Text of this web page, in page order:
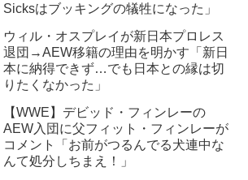
Sicksはブッキングの犠牲になった」
ウィル・オスプレイが新日本プロレス
退団→AEW移籍の理由を明かす「新日
本に納得できず…でも日本との縁は切
りたくなかった」
【WWE】デビッド・フィンレーの
AEW入団に父フィット・フィンレーが
コメント「お前がつるんでる犬連中な
んて処分しちまえ！」